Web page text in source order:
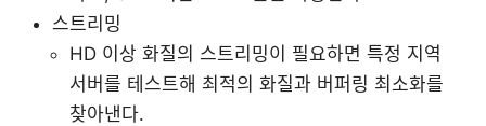
스트리밍
HD 이상 화질의 스트리밍이 필요하면 특정 지역
서버를 테스트해 최적의 화질과 버퍼링 최소화를
찾아낸다.